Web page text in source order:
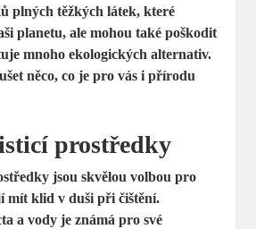
plných těžkých látek, které
planetu, ale mohou také poškodit
mnoho ekologických alternativ.
něco, co je pro vás i přírodu
prostředky
jsou skvělou volbou pro
mít klid v duši při čištění.
a vody je známá pro své